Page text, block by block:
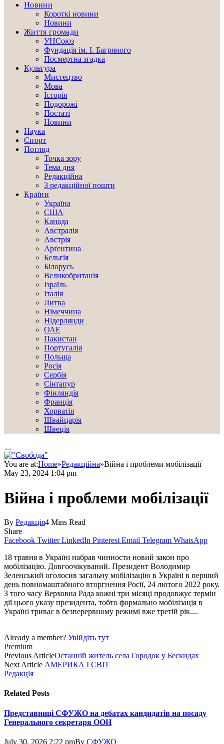
Новини
Короткі новини
Новини
Життя громади
УНСоюз
Фундація ім. І. Багряного
Посмертна згадка
Культура
Мистецтво
Мова
Історія
Подорожі
Постаті
Новини
Наука
Спорт
Погляд
Точка зору
Тема дня
Редакційна
З редакційної пошти
Країни
Україна
США
Канада
Австралія
Австрія
Арґентина
Бельгія
Білорусь
Великобританія
Ізраїль
Італія
Литва
Німеччина
Нідерлянди
ОАЕ
Пакистан
Португалія
Польща
Росія
Сербія
Сінґапур
Фінляндія
Франція
Хорватія
Швайцарія
Швеція
You are at:Home»Редакційна»Війна і проблеми мобілізації
May 23, 2024 1:04 pm
Війна і проблеми мобілізації
By Редакція4 Mins Read
Share
Facebook Twitter LinkedIn Pinterest Email Telegram WhatsApp
18 травня в Україні набрав чинности новий закон про
мобілізацію. Довгоочікуваний. Президент Володимир
Зеленський оголосив загальну мобілізацію в Україні в перший
день повномаштабного вторгнення Росії, 24 лютого 2022 року.
З того часу Верховна Рада кожні три місяці продовжує термін
дії цього указу президента, тобто формально мобілізація в
Україні триває в безперервному режимі вже третій рік....
Already a member? Увійдіть тут
Premium
Previous ArticleОстанній житель села Городок у Бескидах
Next Article АМЕРИКА І СВІТ
Редакція
Related Posts
Представниці СФУЖО на дебатах кандидатів на посаду
Генерального секретаря ООН
July 30, 2026 2:22 pmBy СФУЖО